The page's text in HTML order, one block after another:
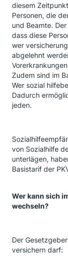
diesem
Personen, die
und Beamte.
dass diese
wer
abgelehnt
Zudem sind im
Wer sozial
Dadurch
jeden.
von Sozialhilfe
unterlägen,
Basistarif der
Wer kann sich
wechseln?
Der
versichern darf: